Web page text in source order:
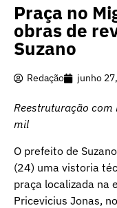
Praça no
obras de
Suzano
Redação junho
Reestruturação com
mil
O prefeito de
(24) uma vistoria
praça localizada na
Pricevicius Jonas,